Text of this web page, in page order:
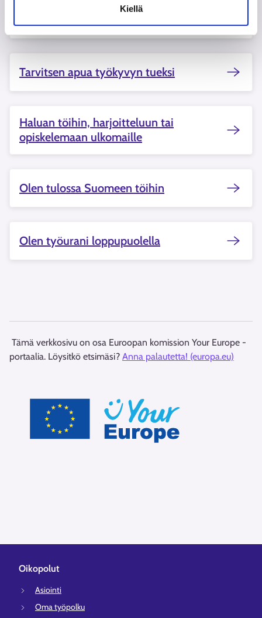
Kiellä
Tarvitsen apua työkyvyn tueksi
Haluan töihin, harjoitteluun tai
opiskelemaan ulkomaille
Olen tulossa Suomeen töihin
Olen työurani loppupuolella
Tämä verkkosivu on osa Euroopan komission Your Europe -
portaalia. Löysitkö etsimäsi? Anna palautetta! (europa.eu)
Oikopolut
Asiointi
Oma työpolku